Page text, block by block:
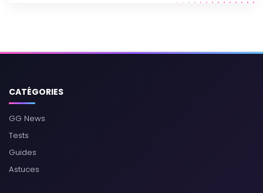
CATÉGORIES
GG News
Tests
Guides
Astuces